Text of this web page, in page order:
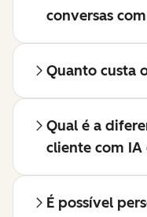
conversas
Quanto custa
Qual é a
cliente com IA
É possível